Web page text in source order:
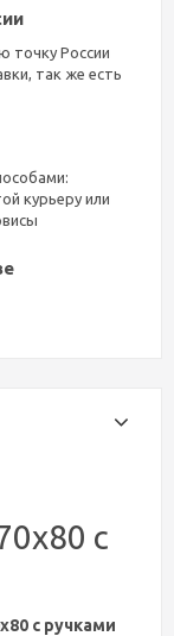
точку России
так же есть
курьеру или
с
с ручками